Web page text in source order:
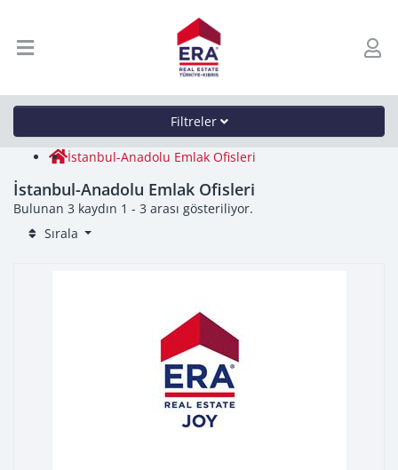
Filtreler
İstanbul-Anadolu Emlak Ofisleri
İstanbul-Anadolu Emlak Ofisleri
Bulunan 3 kaydın 1 - 3 arası gösteriliyor.
Sırala